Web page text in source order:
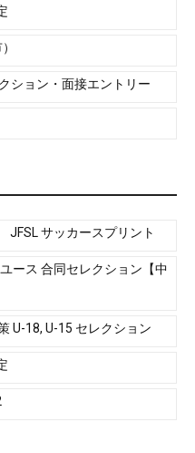
ション・面接エントリー
サッカースプリント
ース 合同セレクション【中
U-18, U-15 セレクション